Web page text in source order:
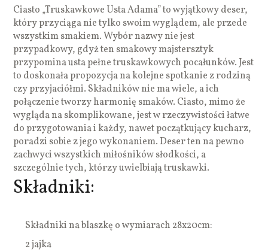
Ciasto „Truskawkowe Usta Adama” to wyjątkowy deser,
który przyciąga nie tylko swoim wyglądem, ale przede
wszystkim smakiem. Wybór nazwy nie jest
przypadkowy, gdyż ten smakowy majstersztyk
przypomina usta pełne truskawkowych pocałunków. Jest
to doskonała propozycja na kolejne spotkanie z rodziną
czy przyjaciółmi. Składników nie ma wiele, a ich
połączenie tworzy harmonię smaków. Ciasto, mimo że
wygląda na skomplikowane, jest w rzeczywistości łatwe
do przygotowania i każdy, nawet początkujący kucharz,
poradzi sobie z jego wykonaniem. Deser ten na pewno
zachwyci wszystkich miłośników słodkości, a
szczególnie tych, którzy uwielbiają truskawki.
Składniki:
Składniki na blaszkę o wymiarach 28x20cm:
2 jajka